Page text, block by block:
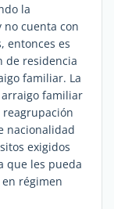
la
cuenta con
entonces es
de residencia
familiar. La
familiar
nacionalidad
exigidos
que les pueda
régimen